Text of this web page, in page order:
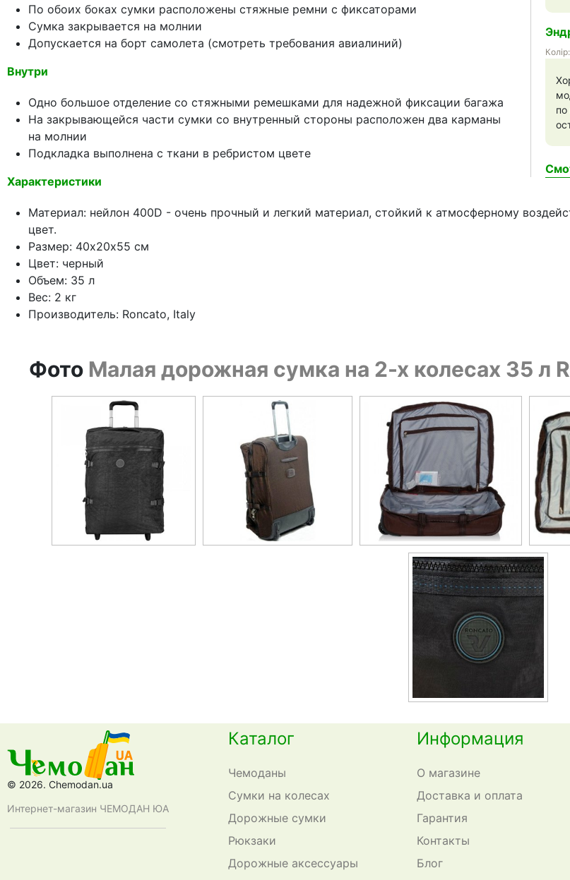
По обоих боках сумки расположены стяжные ремни с фиксаторами
Сумка закрывается на молнии
Допускается на борт самолета (смотреть требования авиалиний)
Внутри
Одно большое отделение со стяжными ремешками для надежной фиксации багажа
На закрывающейся части сумки со внутренный стороны расположен два карманы
на молнии
Подкладка выполнена с ткани в ребристом цвете
Характеристики
Материал: нейлон 400D - очень прочный и легкий материал, стойкий к атмосферному
цвет.
Размер: 40х20х55 см
Цвет: черный
Объем: 35 л
Вес: 2 кг
Производитель: Roncato, Italy
Фото Малая дорожная сумка на 2-х колесах 35 л
© 2026. Chemodan.ua
Интернет-магазин ЧЕМОДАН ЮА
Каталог
Чемоданы
Сумки на колесах
Дорожные сумки
Рюкзаки
Дорожные аксессуары
Информация
О магазине
Доставка и оплата
Гарантия
Контакты
Блог